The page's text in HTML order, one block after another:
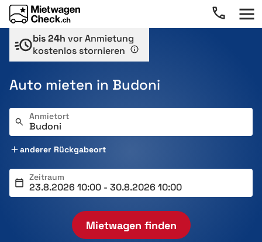
bis 24h vor Anmietung
kostenlos stornieren
Auto mieten in Budoni
Anmietort
anderer Rückgabeort
Zeitraum
Mietwagen finden